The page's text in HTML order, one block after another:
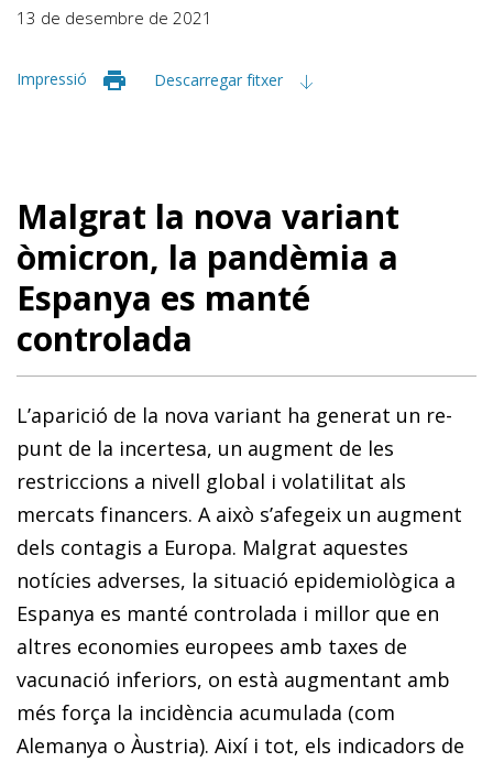
13 de desembre de 2021
Impressió Descarregar fitxer
Malgrat la nova variant
òmicron, la pandèmia a
Espanya es man­­té
controlada
L’aparició de la nova variant ha generat un re­­
punt de la incertesa, un augment de les
restriccions a nivell glo­­bal i volatilitat als
mercats financers. A això s’afegeix un augment
dels contagis a Europa. Malgrat aquestes
notícies adverses, la situació epidemiològica a
Espanya es manté controlada i millor que en
altres economies europees amb taxes de
vacunació inferiors, on està augmentant amb
més força la incidència acumulada (com
Alemanya o Àustria). Així i tot, els indicadors de